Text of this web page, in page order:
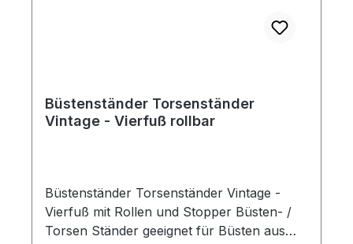
Büstenständer Torsenständer
Vintage - Vierfuß rollbar
Büstenständer Torsenständer Vintage -
Vierfuß mit Rollen und Stopper Büsten- /
Torsen Ständer geeignet für Büsten aus